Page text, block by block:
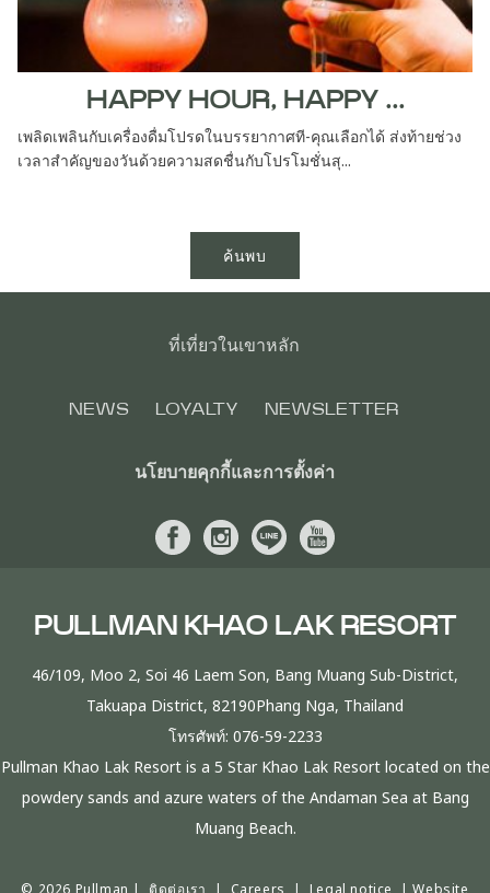
HAPPY HOUR, HAPPY ...
เพลิดเพลินกับเครื่องดื่มโปรดในบรรยากาศที-คุณเลือกได้ ส่งท้ายช่วง
เวลาสําคัญของวันด้วยความสดชื่นกับโปรโมชั่นสุ...
ค้นพบ
ที่เที่ยวในเขาหลัก
NEWS LOYALTY NEWSLETTER
นโยบายคุกกี้และการตั้งค่า
PULLMAN KHAO LAK RESORT
46/109, Moo 2, Soi 46 Laem Son, Bang Muang Sub-District,
Takuapa District, 82190Phang Nga, Thailand
โทรศัพท์: 076-59-2233
Pullman Khao Lak Resort is a 5 Star Khao Lak Resort located on the
powdery sands and azure waters of the Andaman Sea at Bang
Muang Beach.
© 2026 Pullman | ติดต่อเรา | Careers | Legal notice |Website